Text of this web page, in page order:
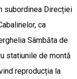
subordinea Direcției
ca
Sâmbăta de
statiunile de montă
reproducția la